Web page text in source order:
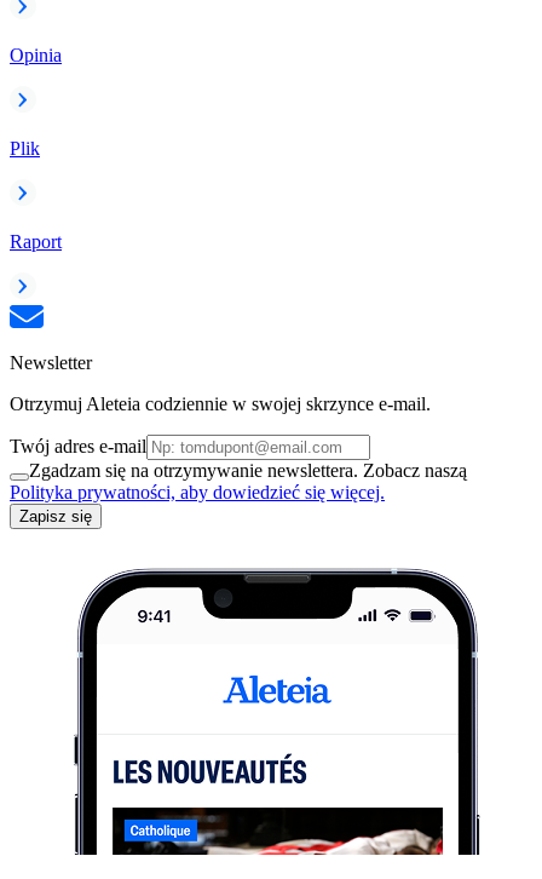
Opinia
Plik
Raport
Newsletter
Otrzymuj Aleteia codziennie w swojej skrzynce e-mail.
Twój adres e-mail
Zgadzam się na otrzymywanie newslettera. Zobacz naszą
Polityka prywatności, aby dowiedzieć się więcej.
Zapisz się